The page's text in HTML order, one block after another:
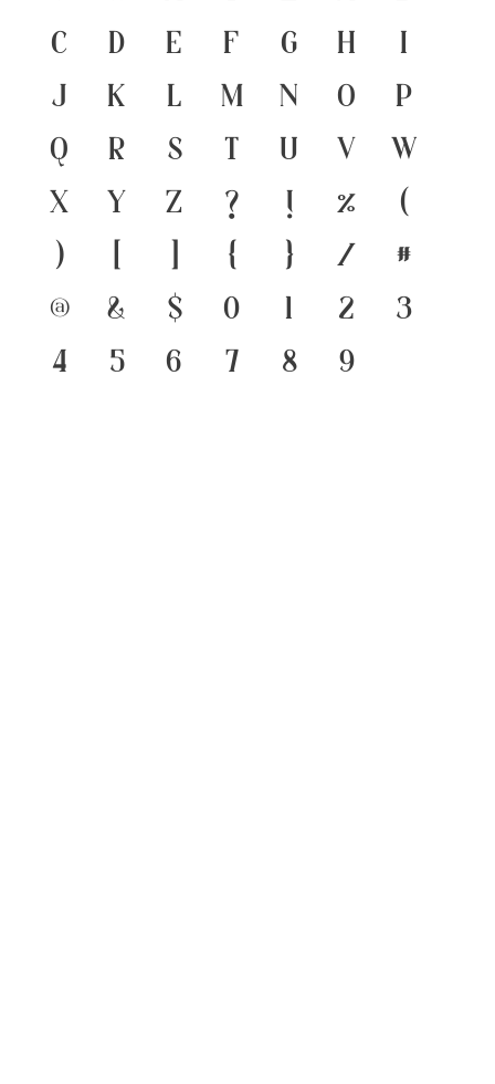
c d e f g h i
j k l m n o p
q r s t u v w
x y z ? ! % (
) [ ] { } / #
@ & $ 0 1 2 3
4 5 6 7 8 9